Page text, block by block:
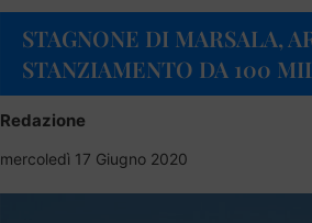
STAGNONE DI MARSALA,
STANZIAMENTO DA 100
Redazione
mercoledì 17 Giugno 2020